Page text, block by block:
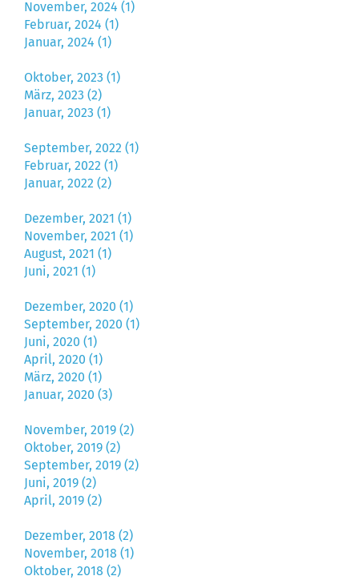
November, 2024 (1)
Februar, 2024 (1)
Januar, 2024 (1)
Oktober, 2023 (1)
März, 2023 (2)
Januar, 2023 (1)
September, 2022 (1)
Februar, 2022 (1)
Januar, 2022 (2)
Dezember, 2021 (1)
November, 2021 (1)
August, 2021 (1)
Juni, 2021 (1)
Dezember, 2020 (1)
September, 2020 (1)
Juni, 2020 (1)
April, 2020 (1)
März, 2020 (1)
Januar, 2020 (3)
November, 2019 (2)
Oktober, 2019 (2)
September, 2019 (2)
Juni, 2019 (2)
April, 2019 (2)
Dezember, 2018 (2)
November, 2018 (1)
Oktober, 2018 (2)